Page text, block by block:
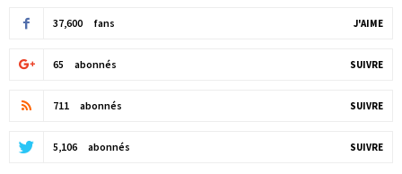
37,600 fans J'AIME
65 abonnés SUIVRE
711 abonnés SUIVRE
5,106 abonnés SUIVRE